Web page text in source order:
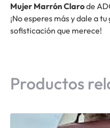
Mujer Marrón Clarode
¡No esperes más y dale a
sofisticación que merece!
Productos